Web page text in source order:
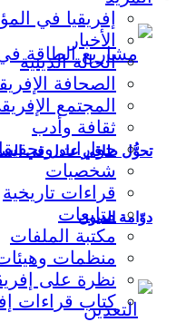
تحوُّل طاقي عادل في
دوّامة الديون
إفريقيا في
الأخبار
الحالة الدينية
الصحافة
المجتمع
ثقافة وأدب
حوارات
شخصيات
قراءات تاريخية
متابعات
مكتبة الملفات
منظمات
نظرة على
كتاب قراءات